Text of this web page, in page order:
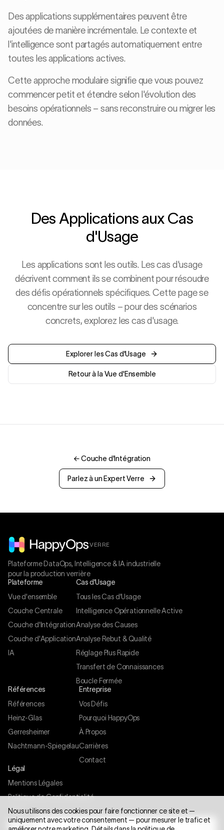
Des applications supplémentaires peuvent être
ajoutées de manière incrémentale. Le contexte et
l'intelligence sont partagés automatiquement entre
toutes les applications actives.
Cette approche modulaire signifie que vous pouvez
commencer petit et étendre selon l'évolution des
besoins opérationnels – sans reconstruire ou migrer les
données.
Des Applications aux Cas
d'Usage
Les applications sont les outils. Les cas d'usage
décrivent comment ils se combinent pour résoudre
des défis opérationnels spécifiques. Cette page se
concentre sur les outils – pour des scénarios
concrets, explorez les cas d'usage.
Explorer les Cas d'Usage
Retour à la Vue d'Ensemble
←Couche d'Intégration
Parlez à un Expert Verre
VERRE
Plateforme DataOps, Intelligence & IA industrielle
pour la production verrière
Plateforme
Vue d'ensemble
Couche Centrale
Couche d'Intégration
Couche d'Application
IA
Cas d'Usage
Tous les Cas d'Usage
Intelligence Opérationnelle Active
Analyse des Causes
Analyse Rebut & Qualité
Réglage Plus Rapide
Transfert de Connaissances
Boucle Fermée
Références
Références
Heinz-Glas
Gerresheimer
Nachtmann-Spiegelau
Entreprise
Vos Défis
Pourquoi HappyOps
À Propos
Carrières
Contact
Légal
Mentions Légales
Politique de Confidentialité
CGV
Paramètres des cookies
Nous utilisons des cookies pour faire fonctionner ce site et —
uniquement avec votre consentement — pour mesurer le trafic et